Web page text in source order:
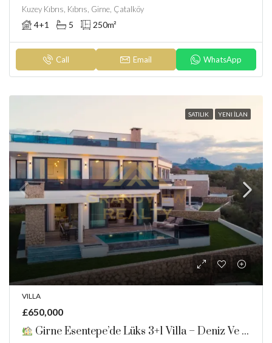
Kuzey Kıbrıs, Kıbrıs, Girne, Çatalköy
4+1 5 250m²
Call Email WhatsApp
SATILIK YENI İLAN
VILLA
£650,000
Girne Esentepe’de Lüks 3+1 Villa – Deniz Ve Dağ Manzaralı Ve Taşınmaya Hazır.Bankasız Ve Faizsiz Taksitlendirme Imkanı